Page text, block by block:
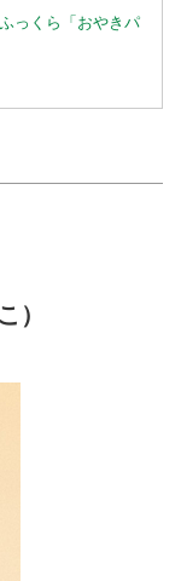
っくら「おやきパ
）